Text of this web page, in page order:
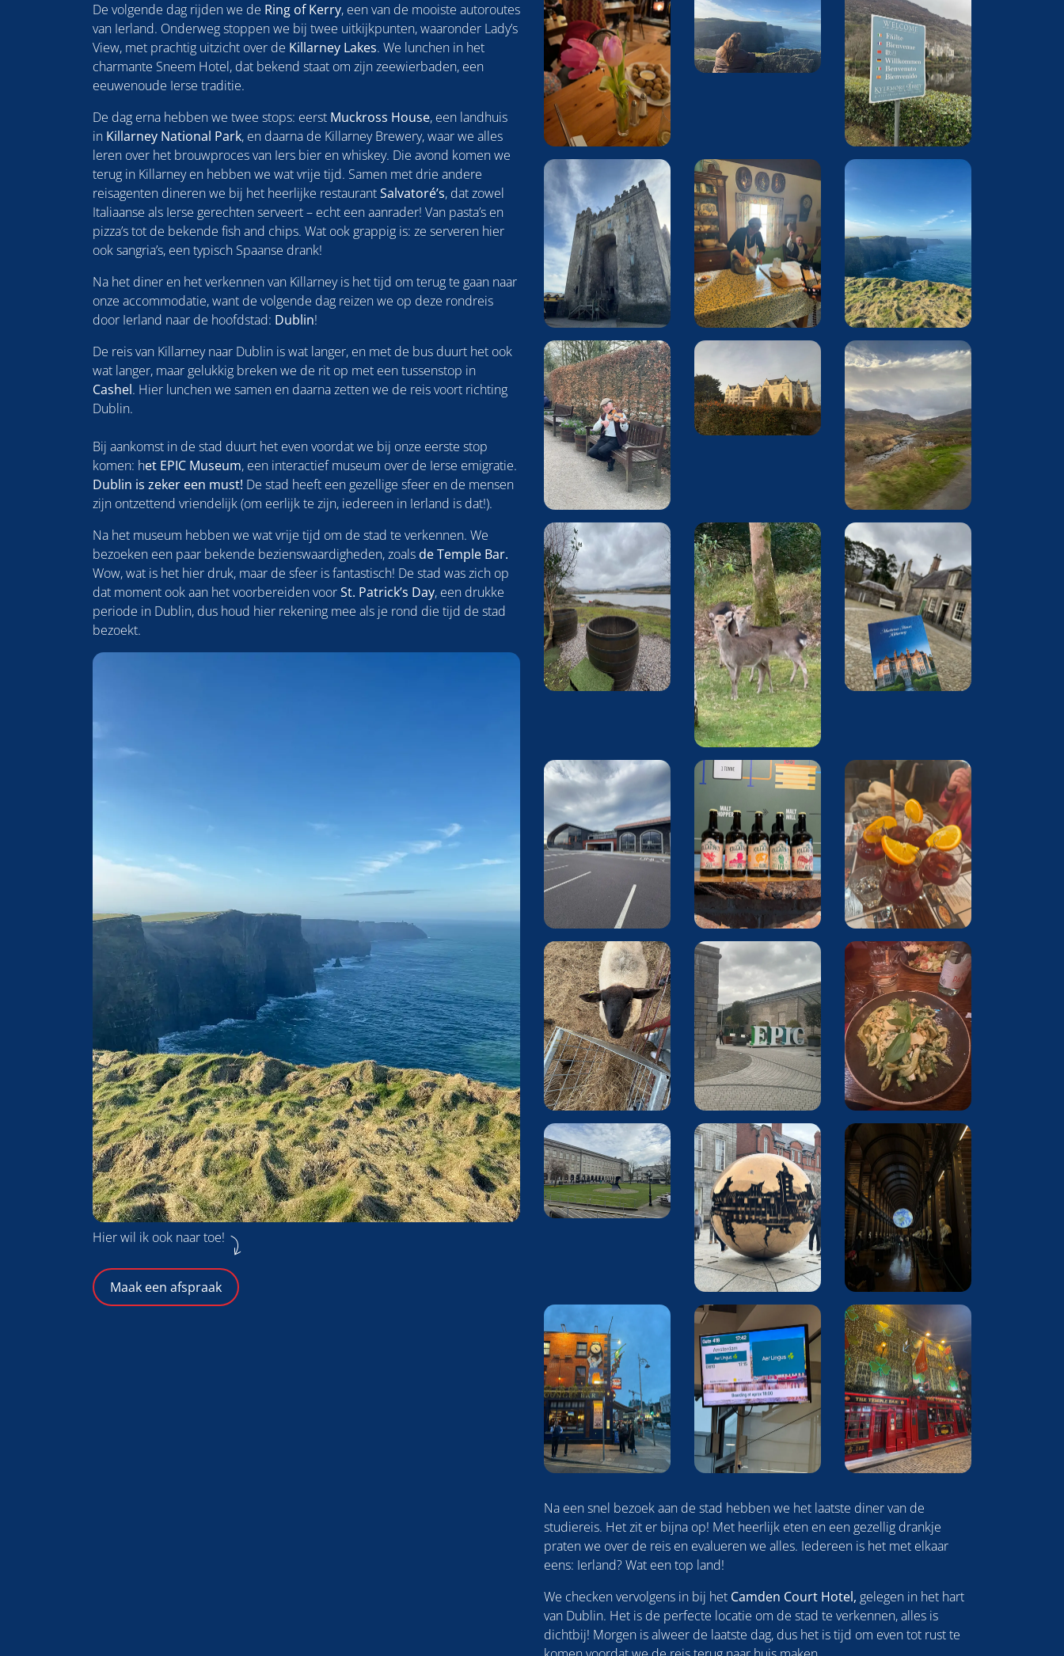
De volgende dag rijden we de Ring of Kerry, een van de mooiste autoroutes
van Ierland. Onderweg stoppen we bij twee uitkijkpunten, waaronder Lady’s
View, met prachtig uitzicht over de Killarney Lakes. We lunchen in het
charmante Sneem Hotel, dat bekend staat om zijn zeewierbaden, een
eeuwenoude Ierse traditie.
De dag erna hebben we twee stops: eerst Muckross House, een landhuis
in Killarney National Park, en daarna de Killarney Brewery, waar we alles
leren over het brouwproces van Iers bier en whiskey. Die avond komen we
terug in Killarney en hebben we wat vrije tijd. Samen met drie andere
reisagenten dineren we bij het heerlijke restaurantSalvatoré’s, dat zowel
Italiaanse als Ierse gerechten serveert – echt een aanrader! Van pasta’s en
pizza’s tot de bekende fish and chips. Wat ook grappig is: ze serveren hier
ook sangria’s, een typisch Spaanse drank!
Na het diner en het verkennen van Killarney is het tijd om terug te gaan naar
onze accommodatie, want de volgende dag reizen we op deze rondreis
door Ierland naar de hoofdstad: Dublin!
De reis van Killarney naar Dublin is wat langer, en met de bus duurt het ook
wat langer, maar gelukkig breken we de rit op met een tussenstop in
Cashel. Hier lunchen we samen en daarna zetten we de reis voort richting
Dublin.
Bij aankomst in de stad duurt het even voordat we bij onze eerste stop
komen: het EPIC Museum, een interactief museum over de Ierse emigratie.
Dublin is zeker een must! De stad heeft een gezellige sfeer en de mensen
zijn ontzettend vriendelijk (om eerlijk te zijn, iedereen in Ierland is dat!).
Na het museum hebben we wat vrije tijd om de stad te verkennen. We
bezoeken een paar bekende bezienswaardigheden, zoals de Temple Bar.
Wow, wat is het hier druk, maar de sfeer is fantastisch! De stad was zich op
dat moment ook aan het voorbereiden voorSt. Patrick’s Day, een drukke
periode in Dublin, dus houd hier rekening mee als je rond die tijd de stad
bezoekt.
Hier wil ik ook naar toe!
Maak een afspraak
Na een snel bezoek aan de stad hebben we het laatste diner van de
studiereis. Het zit er bijna op! Met heerlijk eten en een gezellig drankje
praten we over de reis en evalueren we alles. Iedereen is het met elkaar
eens: Ierland? Wat een top land!
We checken vervolgens in bij het Camden Court Hotel, gelegen in het hart
van Dublin. Het is de perfecte locatie om de stad te verkennen, alles is
dichtbij! Morgen is alweer de laatste dag, dus het is tijd om even tot rust te